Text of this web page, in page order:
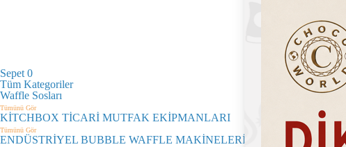
Sepet 0
Tüm Kategoriler
Waffle Sosları
Tümünü Gör
KİTCHBOX TİCARİ MUTFAK EKİPMANLARI
Tümünü Gör
ENDÜSTRİYEL BUBBLE WAFFLE MAKİNELERİ